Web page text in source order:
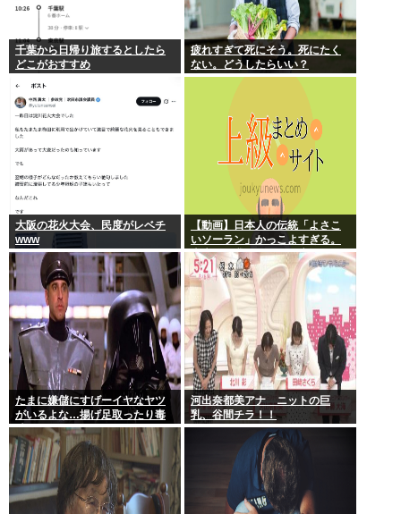
千葉から日帰り旅するとしたら
どこがおすすめ
疲れすぎて死にそう。死にたく
ない。どうしたらいい？
大阪の花火大会、民度がレベチ
www
【動画】日本人の伝統「よさこ
いソーラン」かっこよすぎる。
古来から我々のDNAに刻まれた
踊り
たまに嫌儲にすげーイヤなヤツ
がいるよな…揚げ足取ったり毒
吐いたり…
河出奈都美アナ ニットの巨
乳、谷間チラ！！